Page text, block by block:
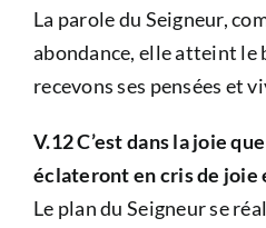
La parole du Seigneur,
abondance, elle atteint le
recevons ses pensées et
V.12 C’est dans la joie
éclateront en cris de joie
Le plan du Seigneur se